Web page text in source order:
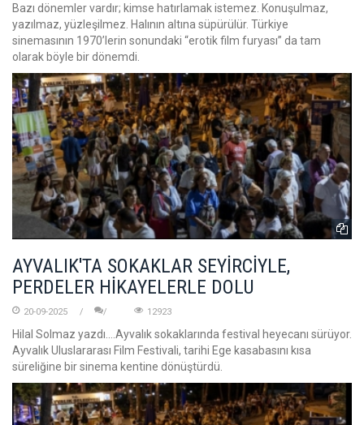
Bazı dönemler vardır; kimse hatırlamak istemez. Konuşulmaz,
yazılmaz, yüzleşilmez. Halının altına süpürülür. Türkiye
sinemasının 1970’lerin sonundaki “erotik film furyası” da tam
olarak böyle bir dönemdi.
AYVALIK'TA SOKAKLAR SEYİRCİYLE,
PERDELER HİKAYELERLE DOLU
20-09-2025 12923
Hilal Solmaz yazdı....Ayvalık sokaklarında festival heyecanı sürüyor.
Ayvalık Uluslararası Film Festivali, tarihi Ege kasabasını kısa
süreliğine bir sinema kentine dönüştürdü.